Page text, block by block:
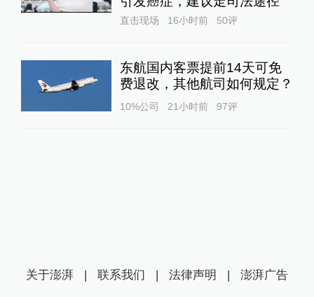
直击现场 16小时前 50评
东航国内客票提前14天可免
费退改，其他航司如何规定？
10%公司 21小时前 97评
关于澎湃 | 联系我们 | 法律声明 | 澎湃广告